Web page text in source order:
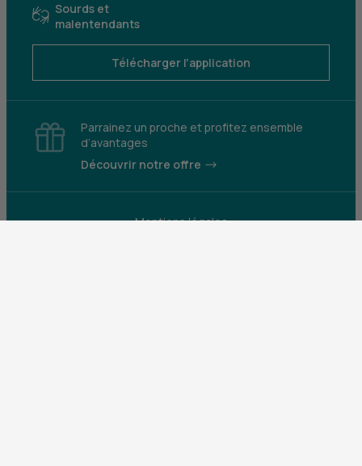
Sourds et
malentendants
Télécharger l'application
Parrainez un proche et profitez ensemble
d’avantages
Découvrir notre offre
Mentions légales